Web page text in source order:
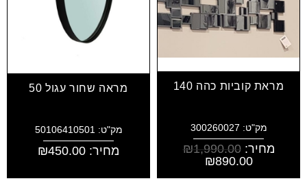
מראת קוביות כהה 140
מק"ט: 300260027
מחיר: ₪1,990.00
₪890.00
מראה שחור עגול 50
מק"ט: 50106410501
מחיר: ₪450.00